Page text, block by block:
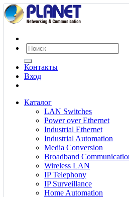
Контакты
Вход
Каталог
LAN Switches
Power over Ethernet
Industrial Ethernet
Industrial Automation
Media Conversion
Broadband
Wireless LAN
IP Telephony
IP Surveillance
Home Automation